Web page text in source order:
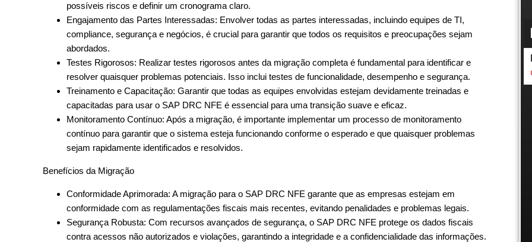
possíveis riscos e definir um cronograma claro.
Engajamento das Partes Interessadas: Envolver todas as partes interessadas, incluindo equipes de TI,
compliance, segurança e negócios, é crucial para garantir que todos os requisitos e preocupações sejam
abordados.
Testes Rigorosos: Realizar testes rigorosos antes da migração completa é fundamental para identificar e
resolver quaisquer problemas potenciais. Isso inclui testes de funcionalidade, desempenho e segurança.
Treinamento e Capacitação: Garantir que todas as equipes envolvidas estejam devidamente treinadas e
capacitadas para usar o SAP DRC NFE é essencial para uma transição suave e eficaz.
Monitoramento Contínuo: Após a migração, é importante implementar um processo de monitoramento
contínuo para garantir que o sistema esteja funcionando conforme o esperado e que quaisquer problemas
sejam rapidamente identificados e resolvidos.
Benefícios da Migração
Conformidade Aprimorada: A migração para o SAP DRC NFE garante que as empresas estejam em
conformidade com as regulamentações fiscais mais recentes, evitando penalidades e problemas legais.
Segurança Robusta: Com recursos avançados de segurança, o SAP DRC NFE protege os dados fiscais
contra acessos não autorizados e violações, garantindo a integridade e a confidencialidade das informações.